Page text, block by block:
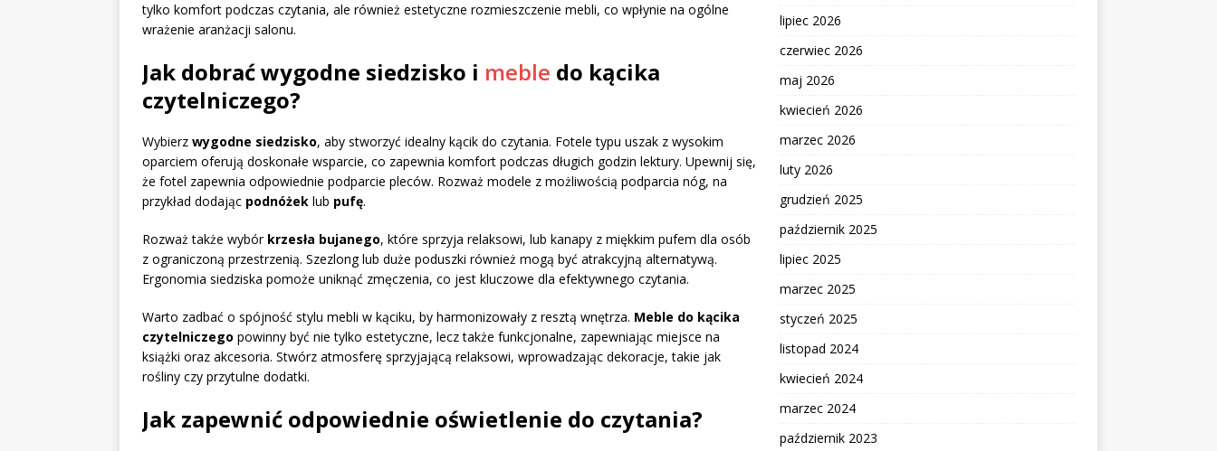
tylko komfort podczas czytania, ale również estetyczne rozmieszczenie mebli, co wpłynie na ogólne
wrażenie aranżacji salonu.
Jak dobrać wygodne siedzisko i meble do kącika
czytelniczego?
Wybierz wygodne siedzisko, aby stworzyć idealny kącik do czytania. Fotele typu uszak z wysokim
oparciem oferują doskonałe wsparcie, co zapewnia komfort podczas długich godzin lektury. Upewnij się,
że fotel zapewnia odpowiednie podparcie pleców. Rozważ modele z możliwością podparcia nóg, na
przykład dodając podnóżek lub pufę.
Rozważ także wybór krzesła bujanego, które sprzyja relaksowi, lub kanapy z miękkim pufem dla osób
z ograniczoną przestrzenią. Szezlong lub duże poduszki również mogą być atrakcyjną alternatywą.
Ergonomia siedziska pomoże uniknąć zmęczenia, co jest kluczowe dla efektywnego czytania.
Warto zadbać o spójność stylu mebli w kąciku, by harmonizowały z resztą wnętrza. Meble do kącika
czytelniczego powinny być nie tylko estetyczne, lecz także funkcjonalne, zapewniając miejsce na
książki oraz akcesoria. Stwórz atmosferę sprzyjającą relaksowi, wprowadzając dekoracje, takie jak
rośliny czy przytulne dodatki.
Jak zapewnić odpowiednie oświetlenie do czytania?
lipiec 2026
czerwiec 2026
maj 2026
kwiecień 2026
marzec 2026
luty 2026
grudzień 2025
październik 2025
lipiec 2025
marzec 2025
styczeń 2025
listopad 2024
kwiecień 2024
marzec 2024
październik 2023